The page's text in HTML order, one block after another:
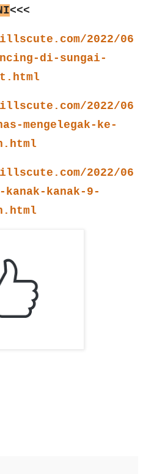
<<<
2022/06
di-sungai-
2022/06
mengelegak-ke-
2022/06
kanak-9-